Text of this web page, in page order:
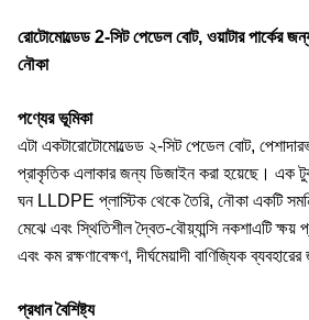
রোটোমোল্ডেড 2-সিট পেডেল বোট, ওয়াটার পার্কের
নৌকা
পণ্যের ভূমিকা
এটা একটারোটোমোল্ডেড ২-সিট পেডেল বোট,
প্রাকৃতিক এলাকার জন্য ডিজাইন করা হয়েছে। এক
ঘন LLDPE প্লাস্টিক থেকে তৈরি, নৌকা একটি
মেঝে এবং স্থিতিশীল দ্বৈত-বৌয়্যান্সি নকশাএটি ক্ষয়
এবং কম রক্ষণাবেক্ষণ, দীর্ঘমেয়াদী বাণিজ্যিক
প্রধান বৈশিষ্ট্য